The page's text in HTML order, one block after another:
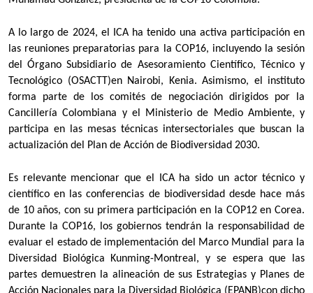
A lo largo de 2024, el ICA ha tenido una activa participación en
las reuniones preparatorias para la COP16, incluyendo la sesión
del Órgano Subsidiario de Asesoramiento Científico, Técnico y
Tecnológico (OSACTT)en Nairobi, Kenia. Asimismo, el instituto
forma parte de los comités de negociación dirigidos por la
Cancillería Colombiana y el Ministerio de Medio Ambiente, y
participa en las mesas técnicas intersectoriales que buscan la
actualización del Plan de Acción de Biodiversidad 2030.
Es relevante mencionar que el ICA ha sido un actor técnico y
científico en las conferencias de biodiversidad desde hace más
de 10 años, con su primera participación en la COP12 en Corea.
Durante la COP16, los gobiernos tendrán la responsabilidad de
evaluar el estado de implementación del Marco Mundial para la
Diversidad Biológica Kunming-Montreal, y se espera que las
partes demuestren la alineación de sus Estrategias y Planes de